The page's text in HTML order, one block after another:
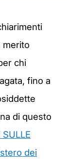
merito
chi
fino a
di questo
SULLE
dei